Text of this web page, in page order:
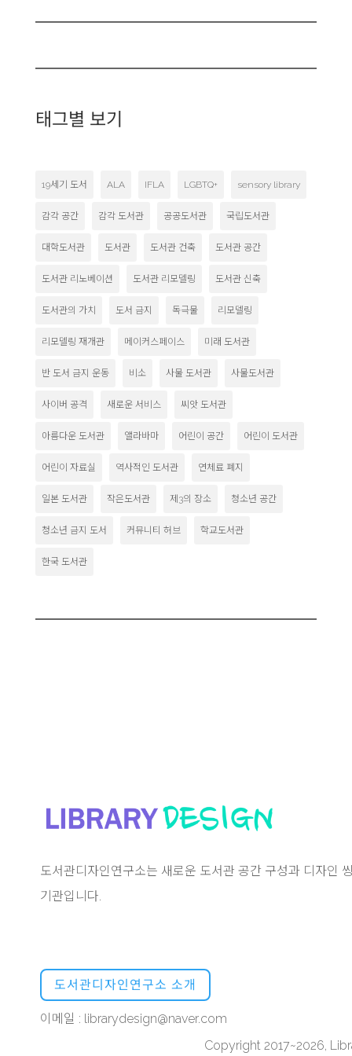
태그별 보기
19세기 도서 ALA IFLA LGBTQ+ sensory library
감각 공간 감각 도서관 공공도서관 국립도서관
대학도서관 도서관 도서관 건축 도서관 공간
도서관 리노베이션 도서관 리모델링 도서관 신축
도서관의 가치 도서 금지 독극물 리모델링
리모델링 재개관 메이커스페이스 미래 도서관
반 도서 금지 운동 비소 사물 도서관 사물도서관
사이버 공격 새로운 서비스 씨앗 도서관
아름다운 도서관 앨라바마 어린이 공간 어린이 도서관
어린이 자료실 역사적인 도서관 연체료 폐지
일본 도서관 작은도서관 제3의 장소 청소년 공간
청소년 금지 도서 커뮤니티 허브 학교도서관
한국 도서관
도서관디자인연구소는 새로운 도서관 공간 구성과 디자인
기관입니다.
도서관디자인연구소 소개
이메일 : librarydesign@naver.com
Copyright 2017~2026,